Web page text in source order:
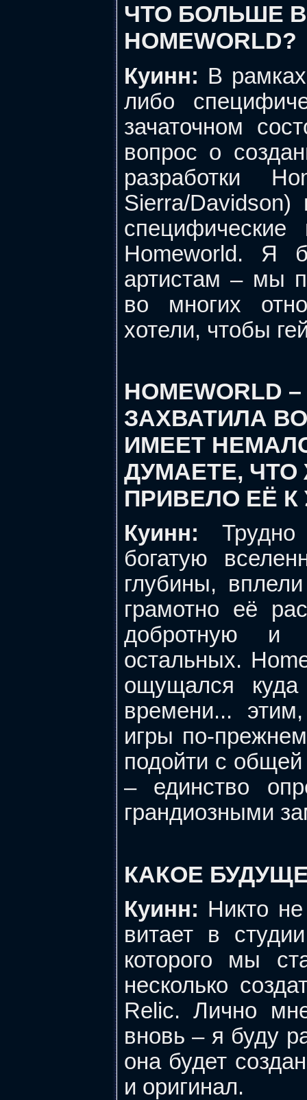
ЧТО БОЛЬШЕ
HOMEWORLD?
Куинн: В
либо
зачаточном
вопрос о
разработки
Sierra/
Homeworld. Я
артистам – мы
во многих
хотели, чтобы
ЗАХВАТИЛА
ИМЕЕТ
ДУМАЕТЕ, ЧТО
ПРИВЕЛО ЕЁ К
Куинн: Трудно
богатую
глубины,
грамотно её
добротную и
остальных.
ощущался
времени...
игры по-
подойти с
– единство
грандиозными
КАКОЕ
Куинн: Никто
витает в
которого мы
несколько
Relic. Лично
вновь – я буду
она будет
и оригинал.